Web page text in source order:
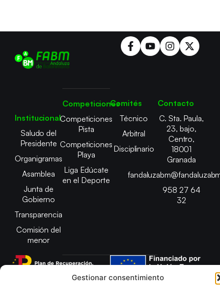
Gestionar consentimiento
Institucional
Saludo del
Presidente
Organigramas
Asamblea
Junta de
Gobierno
Transparencia
Comisión del
menor
Competiciones
Competiciones
Pista
Competiciones
Playa
Liga Edúcate
en el Deporte
Comités
Técnico
Arbitral
Disciplinario
Contacto
C. Sta. Paula,
23, bajo,
Centro,
18001
Granada
958 27 64
32